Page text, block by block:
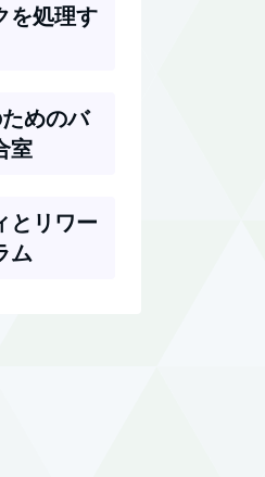
を処理す
めのバ
室
とリワー
ム